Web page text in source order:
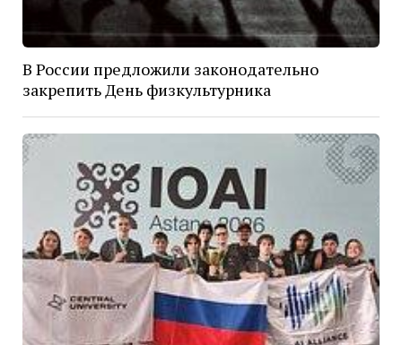
В России предложили законодательно
закрепить День физкультурника